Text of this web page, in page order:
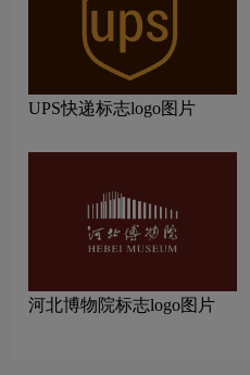
UPS快递标志logo图片
河北博物院标志logo图片